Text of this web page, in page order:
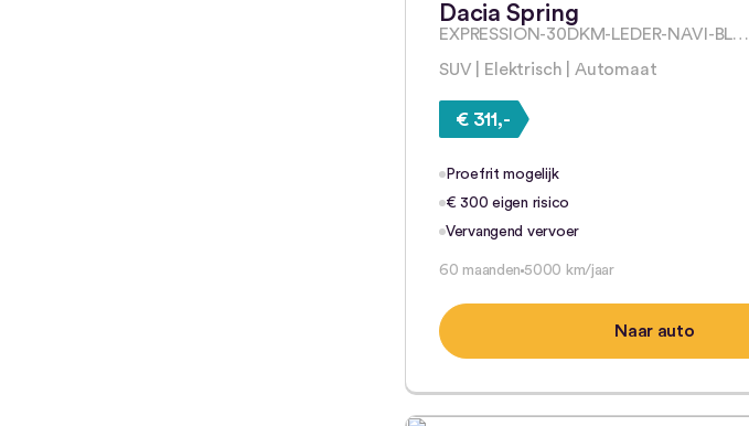
Dacia Spring
EXPRESSION-30DKM-LEDER-NAVI-BL…
SUV | Elektrisch | Automaat
€ 311,-
Proefrit mogelijk
€ 300 eigen risico
Vervangend vervoer
60 maanden 5000 km/jaar
Naar auto